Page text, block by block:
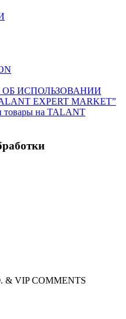
ИСПОЛЬЗОВАНИИ
EXPERT MARKET”
товары на TALANT
. & VIP COMMENTS